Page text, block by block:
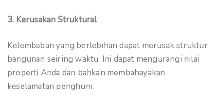
3. Kerusakan Struktural
Kelembaban yang berlebihan dapat merusak struktur
bangunan seiring waktu. Ini dapat mengurangi nilai
properti Anda dan bahkan membahayakan
keselamatan penghuni.